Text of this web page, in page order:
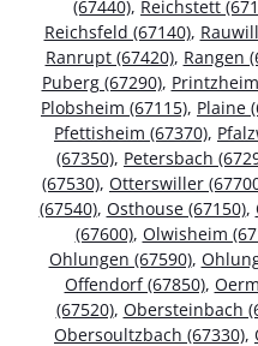
(67440), Reichstett
Reichsfeld (67140),
Ranrupt (67420), Rangen
Puberg (67290),
Plobsheim (67115), Plaine
Pfettisheim (67370),
(67350), Petersbach
(67530), Otterswiller
(67540), Osthouse (67150),
(67600), Olwisheim
Ohlungen (67590),
Offendorf (67850),
(67520), Obersteinbach
Obersoultzbach (67330),